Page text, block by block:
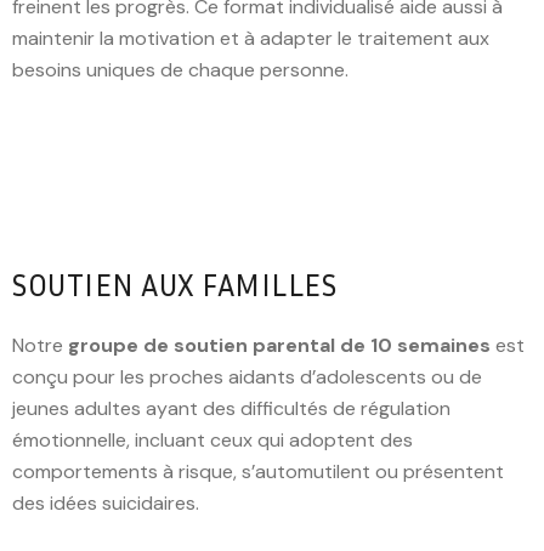
freinent les progrès. Ce format individualisé aide aussi à
maintenir la motivation et à adapter le traitement aux
besoins uniques de chaque personne.
SOUTIEN AUX FAMILLES
Notre groupe de soutien parental de 10 semaines est
conçu pour les proches aidants d’adolescents ou de
jeunes adultes ayant des difficultés de régulation
émotionnelle, incluant ceux qui adoptent des
comportements à risque, s’automutilent ou présentent
des idées suicidaires.